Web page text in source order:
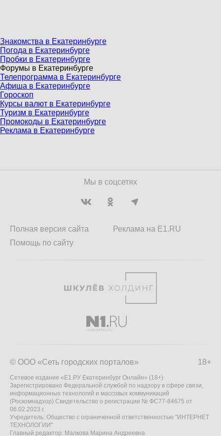
Знакомства в Екатеринбурге
Погода в Екатеринбурге
Пробки в Екатеринбурге
Форумы в Екатеринбурге
Телепрограмма в Екатеринбурге
Афиша в Екатеринбурге
Гороскоп
Курсы валют в Екатеринбурге
Туризм в Екатеринбурге
Промокоды в Екатеринбурге
Реклама в Екатеринбурге
Мы в соцсетях
Полная версия сайта
Помощь по сайту
Реклама на E1.RU
18+
© ООО «Сеть городских порталов»
Сетевое издание «Е1.РУ Екатеринбург Онлайн» (18+)
Зарегистрировано Федеральной службой по надзору в сфере связи,
информационных технологий и массовых коммуникаций
(Роскомнадзор) Свидетельство о регистрации № ФС77-84675 от
06.02.2023 г.
Учредитель: Общество с ограниченной ответственностью "ИНТЕРНЕТ
ТЕХНОЛОГИИ"
Главный редактор: Малкова Марина Андреевна